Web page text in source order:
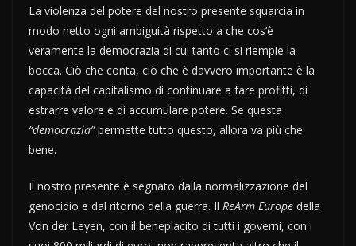
La violenza del potere del nostro presente squarcia in
modo netto ogni ambiguità rispetto a che cos’è
veramente la democrazia di cui tanto ci si riempie la
bocca. Ciò che conta, ciò che è davvero importante è la
capacità del capitalismo di continuare a fare profitti, di
estrarre valore e di accumulare potere. Se questa
“democrazia”permette tutto questo, allora va più che
bene.
Il nostro presente è segnato dalla normalizzazione del
genocidio e dal ritorno della guerra. Il ReArm Europe della
Von der Leyen, con il beneplacito di tutti i governi, con i